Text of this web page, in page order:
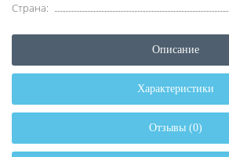
Страна:
Описание
Характеристики
Отзывы (0)